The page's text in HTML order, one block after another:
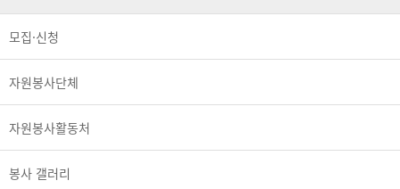
모집·신청
자원봉사단체
자원봉사활동처
봉사 갤러리